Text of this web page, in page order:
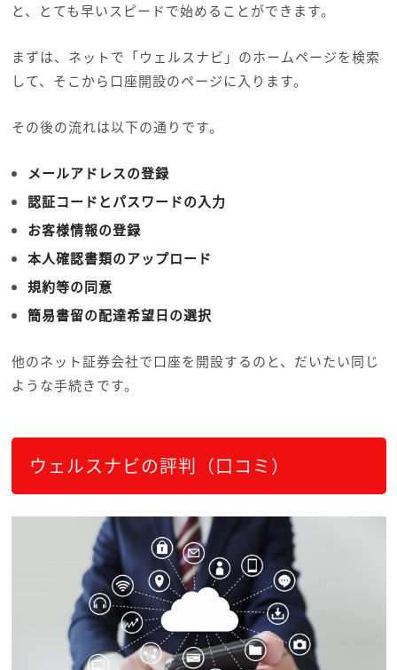
と、とても早いスピードで始めることができます。
まずは、ネットで「ウェルスナビ」のホームページを検索
して、そこから口座開設のページに入ります。
その後の流れは以下の通りです。
メールアドレスの登録
認証コードとパスワードの入力
お客様情報の登録
本人確認書類のアップロード
規約等の同意
簡易書留の配達希望日の選択
他のネット証券会社で口座を開設するのと、だいたい同じ
ような手続きです。
ウェルスナビの評判（口コミ）